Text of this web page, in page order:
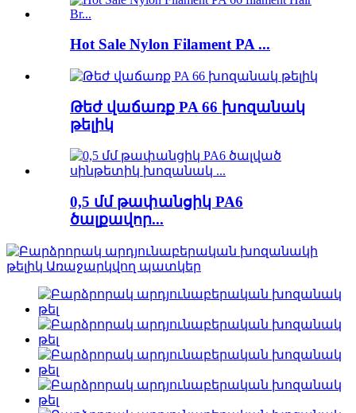
Hot Sale Nylon Filament PA ...
Թեժ վաճառք PA 66 խոզանակ
թելիկ
0,5 մմ թափանցիկ PA6
ծալքավոր...